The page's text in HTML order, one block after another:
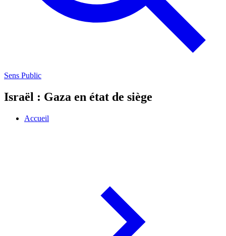
Sens Public
Israël : Gaza en état de siège
Accueil